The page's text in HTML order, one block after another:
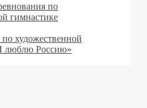
по
гимнастике
художественной
люблю Россию»